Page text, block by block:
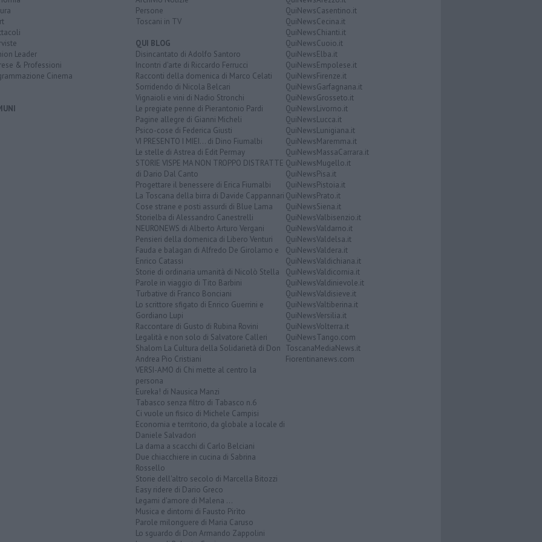
Leader
& Professioni
Cinema
Persone
Toscani in TV
QUI BLOG
Disincantato di Adolfo Santoro
Incontri d'arte di Riccardo Ferrucci
Racconti della domenica di Marco Celati
Sorridendo di Nicola Belcari
Vignaioli e vini di Nadio Stronchi
Le pregiate penne di Pierantonio Pardi
Pagine allegre di Gianni Micheli
Psico-cose di Federica Giusti
VI PRESENTO I MIEI... di Dino Fiumalbi
Le stelle di Astrea di Edit Permay
STORIE VISPE MA NON TROPPO DISTRATTE
di Dario Dal Canto
Progettare il benessere di Erica Fiumalbi
La Toscana della birra di Davide Cappannari
Cose strane e posti assurdi di Blue Lama
Storielba di Alessandro Canestrelli
NEURONEWS di Alberto Arturo Vergani
Pensieri della domenica di Libero Venturi
Fauda e balagan di Alfredo De Girolamo e
Enrico Catassi
Storie di ordinaria umanità di Nicolò Stella
Parole in viaggio di Tito Barbini
Turbative di Franco Bonciani
Lo scrittore sfigato di Enrico Guerrini e
Gordiano Lupi
Raccontare di Gusto di Rubina Rovini
Legalità e non solo di Salvatore Calleri
Shalom La Cultura della Solidarietà di Don
Andrea Pio Cristiani
VERSI-AMO di Chi mette al centro la
persona
Eureka! di Nausica Manzi
Tabasco senza filtro di Tabasco n.6
Ci vuole un fisico di Michele Campisi
Economia e territorio, da globale a locale di
Daniele Salvadori
La dama a scacchi di Carlo Belciani
Due chiacchiere in cucina di Sabrina
Rossello
Storie dell'altro secolo di Marcella Bitozzi
Easy ridere di Dario Greco
Legami d'amore di Malena ...
Musica e dintorni di Fausto Pirìto
Parole milonguere di Maria Caruso
Lo sguardo di Don Armando Zappolini
QuiNewsCasentino.it
QuiNewsCecina.it
QuiNewsChianti.it
QuiNewsCuoio.it
QuiNewsElba.it
QuiNewsEmpolese.it
QuiNewsFirenze.it
QuiNewsGarfagnana.it
QuiNewsGrosseto.it
QuiNewsLivorno.it
QuiNewsLucca.it
QuiNewsLunigiana.it
QuiNewsMaremma.it
QuiNewsMassaCarrara.it
QuiNewsMugello.it
QuiNewsPisa.it
QuiNewsPistoia.it
QuiNewsPrato.it
QuiNewsSiena.it
QuiNewsValbisenzio.it
QuiNewsValdarno.it
QuiNewsValdelsa.it
QuiNewsValdera.it
QuiNewsValdichiana.it
QuiNewsValdicornia.it
QuiNewsValdinievole.it
QuiNewsValdisieve.it
QuiNewsValtiberina.it
QuiNewsVersilia.it
QuiNewsVolterra.it
QuiNewsTango.com
ToscanaMediaNews.it
Fiorentinanews.com